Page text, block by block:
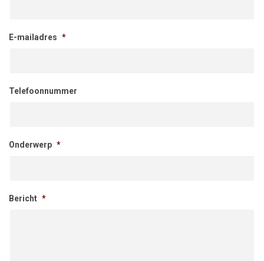
E-mailadres *
Telefoonnummer
Onderwerp *
Bericht *